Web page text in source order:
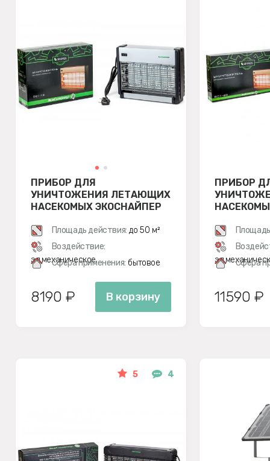
ПРИБОР ДЛЯ
УНИЧТОЖЕНИЯ ЛЕТАЮЩИХ
НАСЕКОМЫХ ЭКОСНАЙПЕР
Площадь действия: до 50 м²
Воздействие:
эл.механическое
Сфера применения: бытовое
8190 ₽ В корзину
ПРИБОР
Сфера
11590 ₽
5 4